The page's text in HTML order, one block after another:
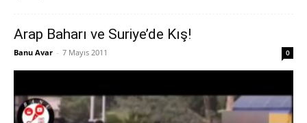
Arap Baharı ve Suriye’de Kış!
Banu Avar - 7 Mayıs 2011 0